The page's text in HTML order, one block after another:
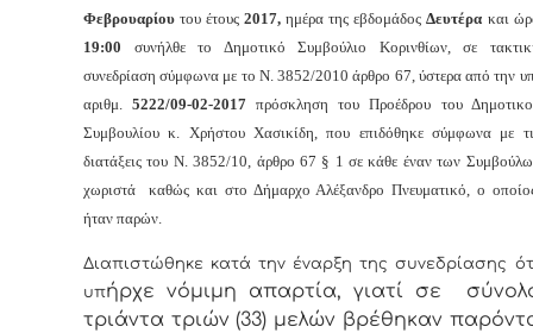
Φεβρουαρίου του έτους2017, ημέρα της εβδομάδοςΔευτέρα και
19:00 συνήλθε το Δημοτικό Συμβούλιο Κορινθίων, σε
συνεδρίαση σύμφωνα με το Ν. 3852/2010 άρθρο 67, ύστερα από την
αριθμ.5222/09-02-2017 πρόσκληση του Προέδρου του
Συμβουλίου κ. Χρήστου Χασικίδη, που επιδόθηκε σύμφωνα με
διατάξεις του Ν. 3852/10, άρθρο 67 § 1 σε κάθε έναν των
χωριστά καθώς και στο Δήμαρχο Αλέξανδρο Πνευματικό, ο
ήταν παρών.
Διαπιστώθηκε κατά την έναρξη της συνεδρίασης
υπήρχε νόμιμη απαρτία, γιατί σε
τριάντα τριών (33) μελών βρέθηκαν